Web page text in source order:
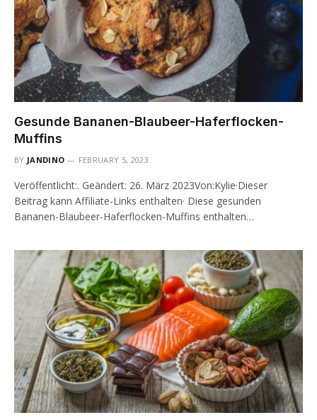
Gesunde Bananen-Blaubeer-Haferflocken-
Muffins
BY JANDINO FEBRUARY 5, 2023
Veröffentlicht:. Geändert: 26. März 2023Von:Kylie·Dieser
Beitrag kann Affiliate-Links enthalten· Diese gesunden
Bananen-Blaubeer-Haferflocken-Muffins enthalten…